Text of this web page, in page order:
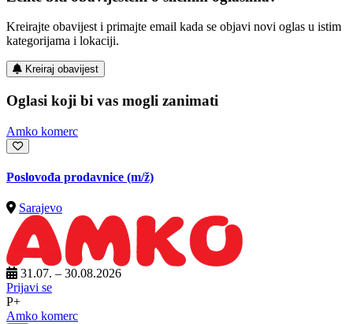
Kreirajte obavijest i primajte email kada se objavi novi oglas u istim
kategorijama i lokaciji.
Kreiraj obavijest
Oglasi koji bi vas mogli zanimati
Amko komerc
Poslovođa prodavnice (m/ž)
Sarajevo
31.07. – 30.08.2026
Prijavi se
P+
Amko komerc